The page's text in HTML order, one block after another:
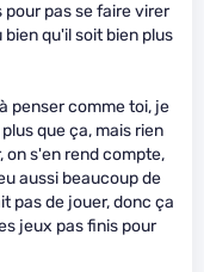
pas se faire virer
bien qu'il soit bien plus
penser comme toi, je
que ça, mais rien
on s'en rend compte,
aussi beaucoup de
pas de jouer, donc ça
jeux pas finis pour